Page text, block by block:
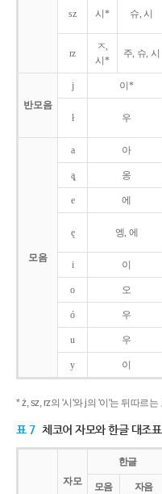
sz 시* 슈, 시
rz
ㅈ,
시*
주, 슈, 시
반모음
j 이*
ł 우
모음
a 아
ą̨ 옹
e 에
ę 엥, 에
i 이
o 오
ó 우
u 우
y 이
* ż, sz, rz의 '시'와 j의 '이'는 뒤따르
표 7 체코어 자모와 한글 대조표
자모
한글
모음
자음